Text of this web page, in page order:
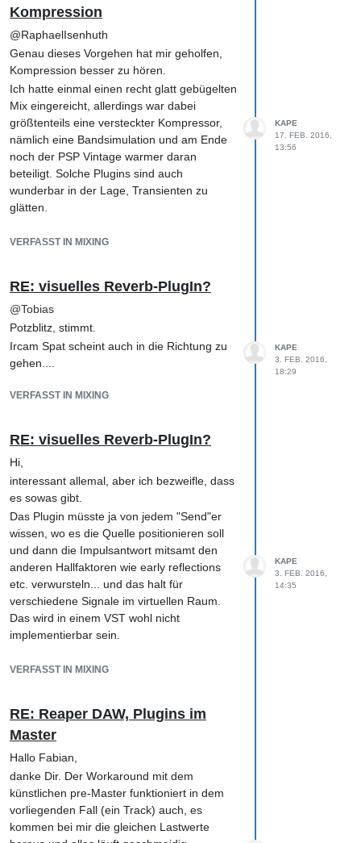
Kompression
@RaphaelIsenhuth
Genau dieses Vorgehen hat mir geholfen,
Kompression besser zu hören.
Ich hatte einmal einen recht glatt gebügelten
Mix eingereicht, allerdings war dabei
größtenteils eine versteckter Kompressor,
nämlich eine Bandsimulation und am Ende
noch der PSP Vintage warmer daran
beteiligt. Solche Plugins sind auch
wunderbar in der Lage, Transienten zu
glätten.
Signal auch sofort lauter wird, kann man
werden. Vor allem, weil man ja noch 'weiß',
dass sie da sind/waren.
Mir hilft da der stetige Vorher-/Nachher-
Vergleich mit angeglichenen Pegeln.
VERFASST IN MIXING
KAPE
17. FEB. 2016,
13:56
RE: visuelles Reverb-PlugIn?
@Tobias
Potzblitz, stimmt.
Ircam Spat scheint auch in die Richtung zu
gehen....
VERFASST IN MIXING
KAPE
3. FEB. 2016,
18:29
RE: visuelles Reverb-PlugIn?
Hi,
interessant allemal, aber ich bezweifle, dass
es sowas gibt.
Das Plugin müsste ja von jedem "Send"er
wissen, wo es die Quelle positionieren soll
und dann die Impulsantwort mitsamt den
anderen Hallfaktoren wie early reflections
etc. verwursteln... und das halt für
verschiedene Signale im virtuellen Raum.
Das wird in einem VST wohl nicht
implementierbar sein.
unterschiedlich konfigurierten Instanzen des
Reverb) in die Nähe.
Beste Grüße,
Klaus
VERFASST IN MIXING
KAPE
3. FEB. 2016,
14:35
RE: Reaper DAW, Plugins im
Master
Hallo Fabian,
danke Dir. Der Workaround mit dem
künstlichen pre-Master funktioniert in dem
vorliegenden Fall (ein Track) auch, es
kommen bei mir die gleichen Lastwerte